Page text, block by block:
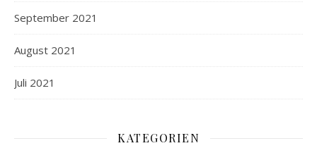
September 2021
August 2021
Juli 2021
KATEGORIEN